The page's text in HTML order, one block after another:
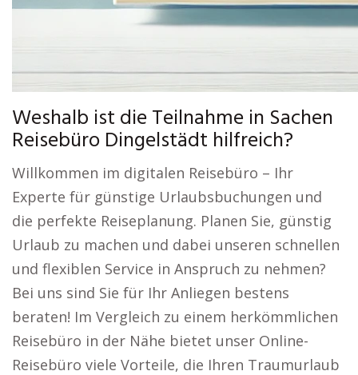
Weshalb ist die Teilnahme in Sachen
Reisebüro Dingelstädt hilfreich?
Willkommen im digitalen Reisebüro – Ihr
Experte für günstige Urlaubsbuchungen und
die perfekte Reiseplanung. Planen Sie, günstig
Urlaub zu machen und dabei unseren schnellen
und flexiblen Service in Anspruch zu nehmen?
Bei uns sind Sie für Ihr Anliegen bestens
beraten! Im Vergleich zu einem herkömmlichen
Reisebüro in der Nähe bietet unser Online-
Reisebüro viele Vorteile, die Ihren Traumurlaub